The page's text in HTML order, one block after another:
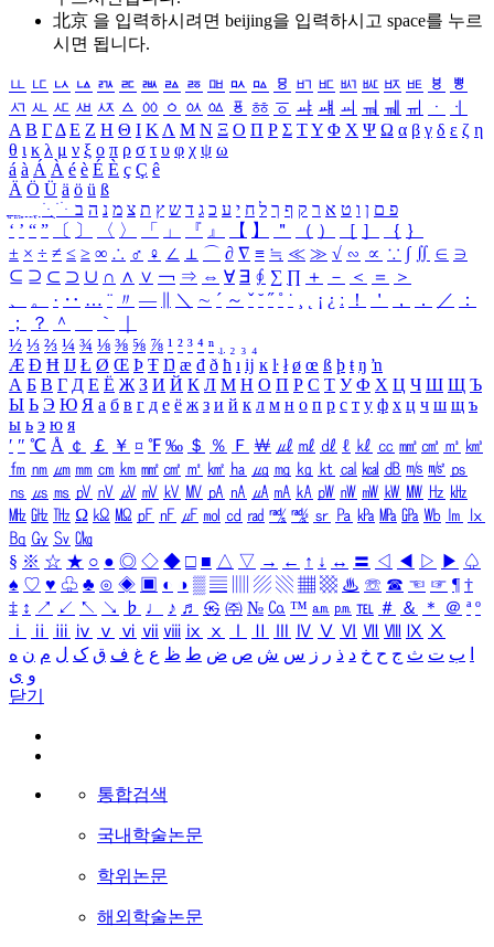
北京 을 입력하시려면 beijing을 입력하시고 space를 누르
시면 됩니다.
ㅥ ㅦ ㅧ ㅨ ㅩ ㅪ ㅫ ㅬ ㅭ ㅮ ㅯ ㅰ ㅱ ㅲ ㅳ ㅴ ㅵ ㅶ ㅷ ㅸ
ㅹ
ㅺ ㅻ ㅼ ㅽ ㅾ ㅿ ㆀ ㆁ ㆂ ㆃ ㆄ ㆅ ㆆ ㆇ ㆈ ㆉ ㆊ ㆋ ㆌ ㆍ
ㆎ
Α Β ΓΔ Ε Ζ Η Θ Ι ΚΛ Μ Ν Ξ Ο Π Ρ Σ ΤΥ Φ Χ Ψ Ω α β γ δ ε ζ η
θ ι κ λ μ ν ξ ο π ρ σ τ υ φ χ ψ ω
á à Á À é è É È ç Ç ê
Ä Ö Ü ä ö ü ß
ִֶֹ ֻּ ׁׂ פ ם ן ו ט א ר ק ף ך ל ח י ע כ ג ד ש ץ ת צ מ נ ה ב
‘ ’ “ ” 〔 〕 〈 〉 「 」 『 』 【 】 ＂ （ ） ［ ］ ｛ ｝
± × ÷ ≠ ≤ ≥ ∞ ∴ ♂ ♀ ∠ ⊥ ⌒ ∂ ∇ ≡ ≒ ≪ ≫ √ ∽ ∝ ∵ ∫ ∬ ∈ ∋
⊆ ⊇ ⊂ ⊃ ∪ ∩ ∧ ∨ ￢ ⇒ ⇔ ∀ ∃ ∮ ∑ ∏ ＋ － ＜ ＝
＞
、
。 · ‥ … ¨ 〃 ― ＼ ∼ ´ ～ ˇ ˘ ˝ ˚ ˙ ¸ ¡ ¿ ː ！ ＇ ， ． ／
：
；
？ ＾ ｀
½ ⅓ ⅔ ¼ ¾ ⅛ ⅜ ⅝ ⅞ ¹ ² ³ ⁴ ⁿ ₁ ₂ ₃ ₄
Æ Ð Ħ Ĳ Ł Ø Œ Þ Ŧ Ŋ æ đ ð ħ ı ĳ ĸ ŀ ł ø œ ß þ ŧ ŋ ŉ
А Б В Г Д Е Ё Ж З И Й К Л М Н О П Р С Т У Ф Х Ц Ч Ш Щ Ъ
Ы Ь Э Ю Я а б в г д е ё ж з и й к л м н о п р с т у ф х ц ч ш щ ъ
ы ь э ю я
′ ″ ℃ Å ￠ ￡ ￥ ¤ ℉ ‰ ＄ ％ Ｆ ￦ ㎕ ㎖ ㎗ ℓ ㎘ ㏄ ㎣ ㎤ ㎥ ㎦
㎙ ㎚ ㎛ ㎜ ㎝ ㎞ ㎟ ㎠ ㎡ ㎢ ㏊ ㎍ ㎎ ㎏ ㏏ ㎈ ㎉ ㏈ ㎧ ㎨ ㎰
㎱ ㎲ ㎳ ㎴ ㎵ ㎶ ㎷ ㎸ ㎹ ㎀ ㎁ ㎂ ㎃ ㎄ ㎺ ㎻ ㎽ ㎾ ㎿ ㎐ ㎑
㎒ ㎓ ㎔ Ω ㏀ ㏁ ㎊ ㎋ ㎌ ㏖ ㏅ ㎭ ㎮ ㎯ ㏛ ㎩ ㎪ ㎫ ㎬ ㏝ ㏐
㏓
㏃ ㏉ ㏜ ㏆
§ ※ ☆ ★ ○ ● ◎ ◇ ◆ □ ■ △ ▽ → ← ↑ ↓ ↔ 〓 ◁ ◀ ▷ ▶ ♤
♠ ♡ ♥ ♧ ♣ ⊙ ◈ ▣ ◐ ◑ ▒ ▤ ▨ ▧ ▦ ▩ ♨ ☏ ☎ ☜ ☞ ¶ †
‡ ↕ ↗ ↙ ↖ ↘ ♭ ♩ ♪ ♬ ㉿ ㈜ № ㏇ ™ ㏂ ㏘ ℡ ＃ ＆ ＊ ＠ ª º
ⅰ
ⅱ ⅲ ⅳ ⅴ ⅵ ⅶ ⅷ ⅸ ⅹ Ⅳ Ⅴ Ⅵ Ⅶ Ⅷ Ⅸ Ⅹ
ب ت ث ج ح خ د ذ ر ز س ش ص ض ط ظ ع غ ف ق ک ل م ن ه
و ی
닫기
통합검색
국내학술논문
학위논문
해외학술논문